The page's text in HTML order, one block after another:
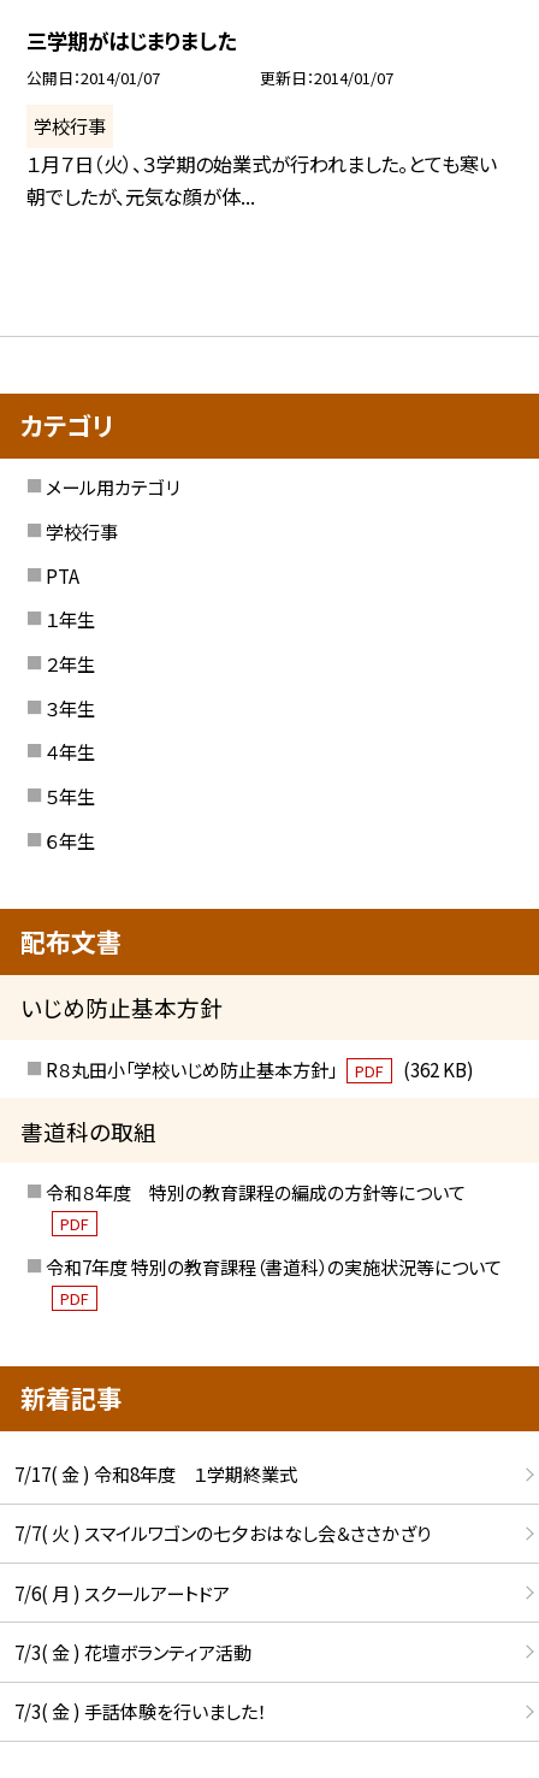
三学期がはじまりました
公開日 2014/01/07 更新日 2014/01/07
学校行事
１月７日（火）、３学期の始業式が行われました。とても寒い
朝でしたが、元気な顔が体...
カテゴリ
メール用カテゴリ
学校行事
PTA
１年生
２年生
３年生
４年生
５年生
６年生
配布文書
いじめ防止基本方針
R８丸田小「学校いじめ防止基本方針」 PDF (362 KB)
書道科の取組
令和８年度 特別の教育課程の編成の方針等について
PDF
令和7年度 特別の教育課程（書道科）の実施状況等について
PDF
新着記事
7/17( 金 ) 令和8年度 １学期終業式
7/7( 火 ) スマイルワゴンの七夕おはなし会＆ささかざり
7/6( 月 ) スクールアートドア
7/3( 金 ) 花壇ボランティア活動
7/3( 金 ) 手話体験を行いました！